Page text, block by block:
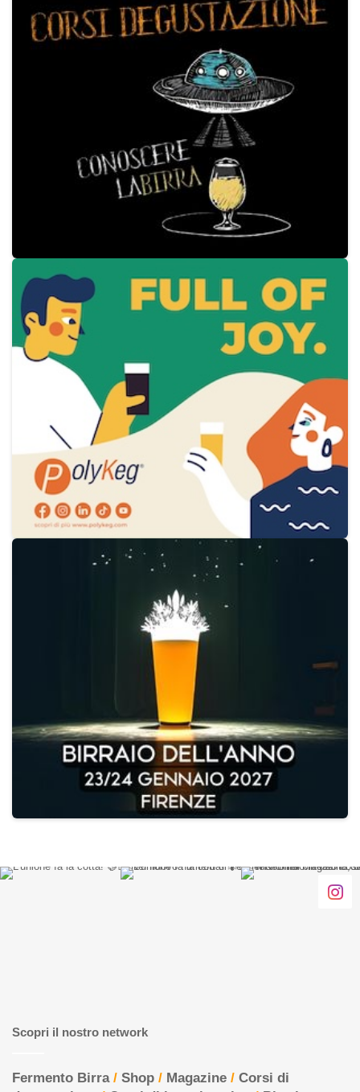
Scopri il nostro network
Fermento Birra/ Shop / Magazine / Corsi di